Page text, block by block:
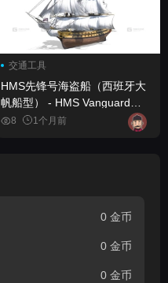
交通工具
HMS先锋号海盗船（西班牙大
帆船型） - HMS Vanguard
Pirate Ship Pirate Galleon
8 1个月前
0 金币
0 金币
0 金币